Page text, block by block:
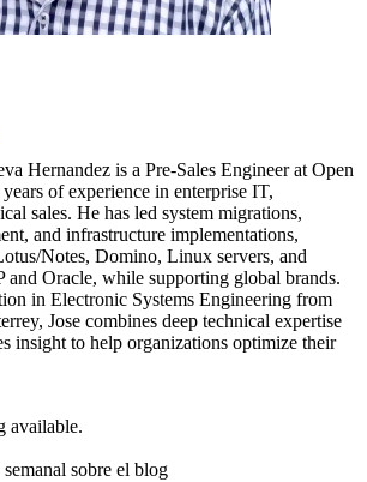
Hernandez is a Pre-Sales Engineer at Open
of experience in enterprise IT,
sales. He has led system migrations,
and infrastructure implementations,
Notes, Domino, Linux servers, and
and Oracle, while supporting global brands.
in Electronic Systems Engineering from
Jose combines deep technical expertise
insight to help organizations optimize their
available.
sobre el blog